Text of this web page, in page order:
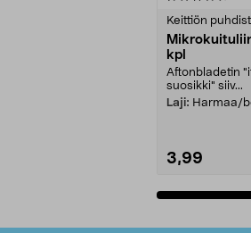
Keittiön
kpl
Aftonbladetin
suosikki" siiv...
Laji: Harmaa/
3,99